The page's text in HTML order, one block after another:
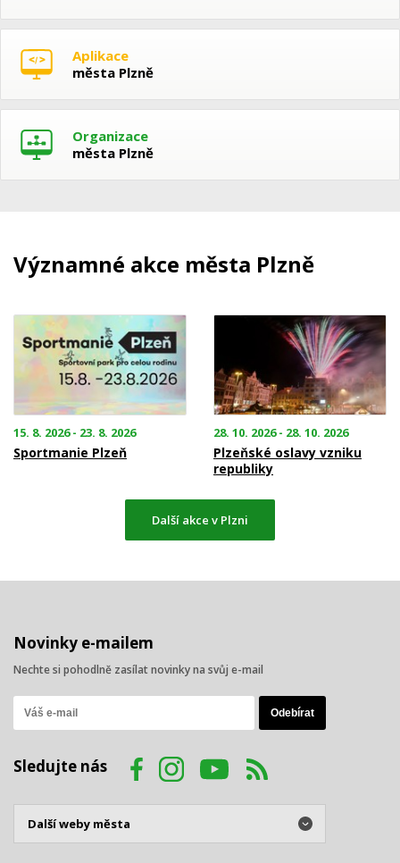
Aplikace
města Plzně
Organizace
města Plzně
Významné akce města Plzně
15. 8. 2026 - 23. 8. 2026
Sportmanie Plzeň
28. 10. 2026 - 28. 10. 2026
Plzeňské oslavy vzniku
republiky
Další akce v Plzni
Novinky e-mailem
Nechte si pohodlně zasílat novinky na svůj e-mail
Sledujte nás